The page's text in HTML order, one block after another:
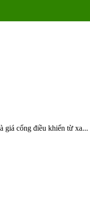
giá cổng điều khiển từ xa...